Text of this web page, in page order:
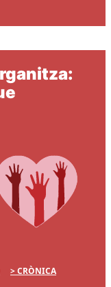
CRÒNICA